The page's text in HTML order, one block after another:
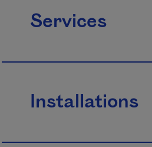
Services
Installations